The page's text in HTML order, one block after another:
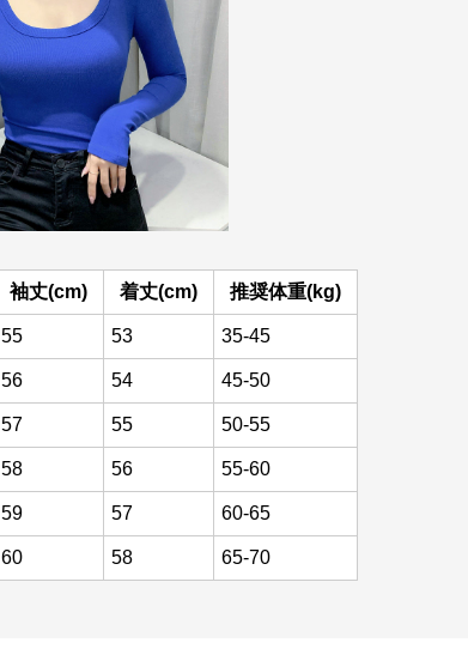
袖丈(cm) 着丈(cm) 推奨体重(kg)
55 53 35-45
56 54 45-50
57 55 50-55
58 56 55-60
59 57 60-65
60 58 65-70